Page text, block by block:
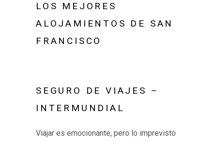
LOS MEJORES
ALOJAMIENTOS DE SAN
FRANCISCO
SEGURO DE VIAJES –
INTERMUNDIAL
Viajar es emocionante, pero lo imprevisto